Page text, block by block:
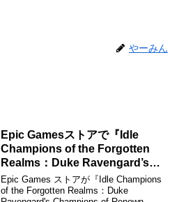
やーみん
Epic Gamesストアで『Idle
Champions of the Forgotten
Realms：Duke Ravengard’s
Champions of Renown Pack』
『Redout 2』が無料配布中。
Epic Games ストアが『Idle Champions
of the Forgotten Realms：Duke